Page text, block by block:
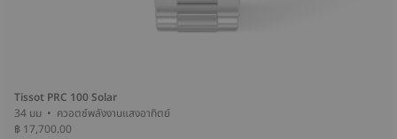
Tissot PRC 100 Solar
34 มม • ควอตซ์พลังงานแสงอาทิตย์
฿ 17,700.00